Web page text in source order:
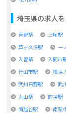
埼玉県の求人
吾野駅 上尾駅
芦ヶ久保駅
一
入曽駅
入間市
行田市駅
獨協
武州日野駅
武
丸山駅
的場駅
南越谷駅
南栗